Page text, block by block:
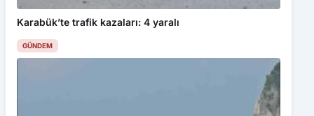
Karabük’te trafik kazaları: 4 yaralı
GÜNDEM